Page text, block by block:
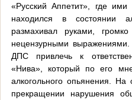
«Русский Аппетит», где
находился в состоянии
размахивал руками,
нецензурными
ДПС привлечь к
«Нива», который по его
алкогольного опьянения.
прекращении нарушения